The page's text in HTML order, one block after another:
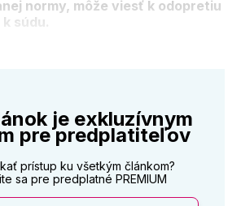
normy, môže viesť k odopretiu
súdu.
je exkluzívnym
pre predplatiteľov
prístup ku všetkým článkom?
sa pre predplatné PREMIUM